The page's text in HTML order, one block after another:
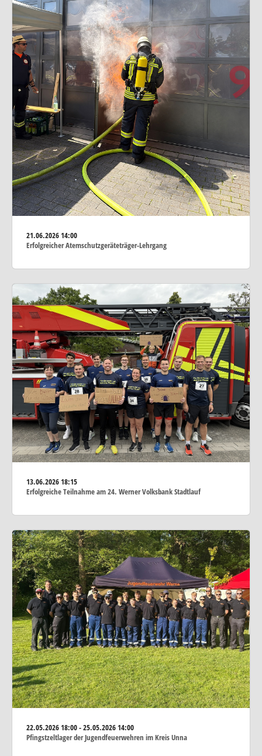
21.06.202614:00
Erfolgreicher Atemschutzgeräteträger-Lehrgang
13.06.202618:15
Erfolgreiche Teilnahme am 24. Werner Volksbank Stadtlauf
22.05.202618:00 - 25.05.2026 14:00
Pfingstzeltlager der Jugendfeuerwehren im Kreis Unna